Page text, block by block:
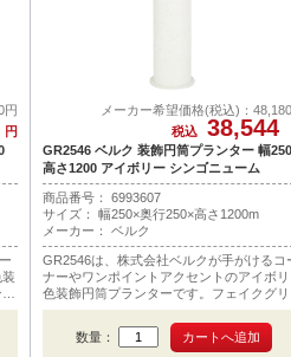
円
円
メーカー希望価格(税込)：
税込
38,544
GR2546 ベルク 装飾円筒プランター 幅250
高さ1200 アイボリー シンゴニューム
商品番号： 6993607
サイズ： 幅250×奥行250×高さ1200m
メーカー： ベルク
GR2546は、株式会社ベルクが手がけるコ
ナーやワンポイントアクセントのアイボリ
色装飾円筒プランターです。フェイクグリ
ン部メインはシンゴニュームです。
数量：